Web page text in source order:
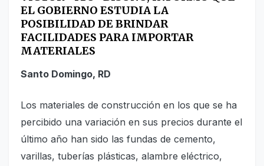
EL GOBIERNO ESTUDIA LA
POSIBILIDAD DE BRINDAR
FACILIDADES PARA IMPORTAR
MATERIALES
Santo Domingo, RD
Los materiales de construcción en los que se ha
percibido una variación en sus precios durante el
último año han sido las fundas de cemento,
varillas, tuberías plásticas, alambre eléctrico,